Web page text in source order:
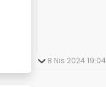
8 Nis 2024 19:04